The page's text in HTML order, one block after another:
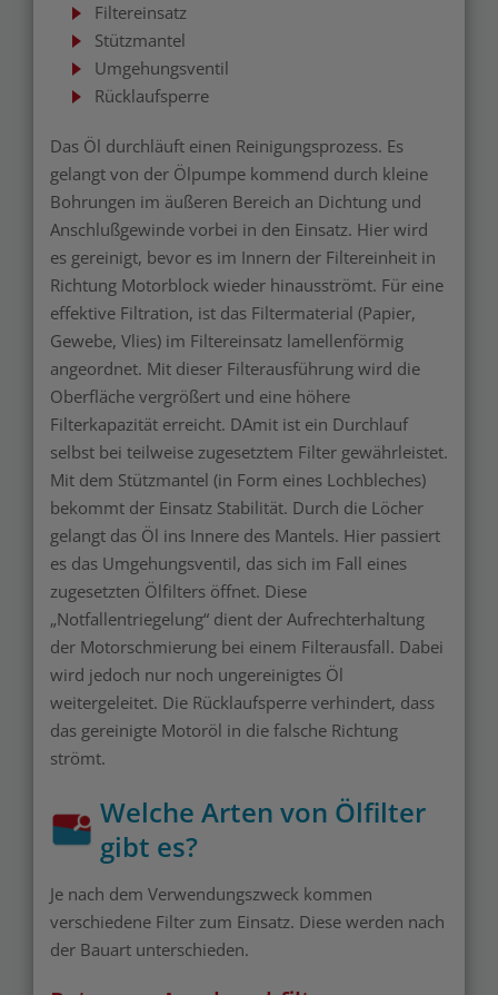
Filtereinsatz
Stützmantel
Umgehungsventil
Rücklaufsperre
Das Öl durchläuft einen Reinigungsprozess. Es
gelangt von der Ölpumpe kommend durch kleine
Bohrungen im äußeren Bereich an Dichtung und
Anschlußgewinde vorbei in den Einsatz. Hier wird
es gereinigt, bevor es im Innern der Filtereinheit in
Richtung Motorblock wieder hinausströmt. Für eine
effektive Filtration, ist das Filtermaterial (Papier,
Gewebe, Vlies) im Filtereinsatz lamellenförmig
angeordnet. Mit dieser Filterausführung wird die
Oberfläche vergrößert und eine höhere
Filterkapazität erreicht. DAmit ist ein Durchlauf
selbst bei teilweise zugesetztem Filter gewährleistet.
Mit dem Stützmantel (in Form eines Lochbleches)
bekommt der Einsatz Stabilität. Durch die Löcher
gelangt das Öl ins Innere des Mantels. Hier passiert
es das Umgehungsventil, das sich im Fall eines
zugesetzten Ölfilters öffnet. Diese
„Notfallentriegelung“ dient der Aufrechterhaltung
der Motorschmierung bei einem Filterausfall. Dabei
wird jedoch nur noch ungereinigtes Öl
weitergeleitet. Die Rücklaufsperre verhindert, dass
das gereinigte Motoröl in die falsche Richtung
strömt.
Welche Arten von Ölfilter
gibt es?
Je nach dem Verwendungszweck kommen
verschiedene Filter zum Einsatz. Diese werden nach
der Bauart unterschieden.